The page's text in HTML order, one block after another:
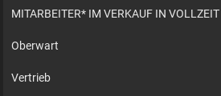
MITARBEITER* IM VERKAUF IN VOLLZEIT
Oberwart
Vertrieb